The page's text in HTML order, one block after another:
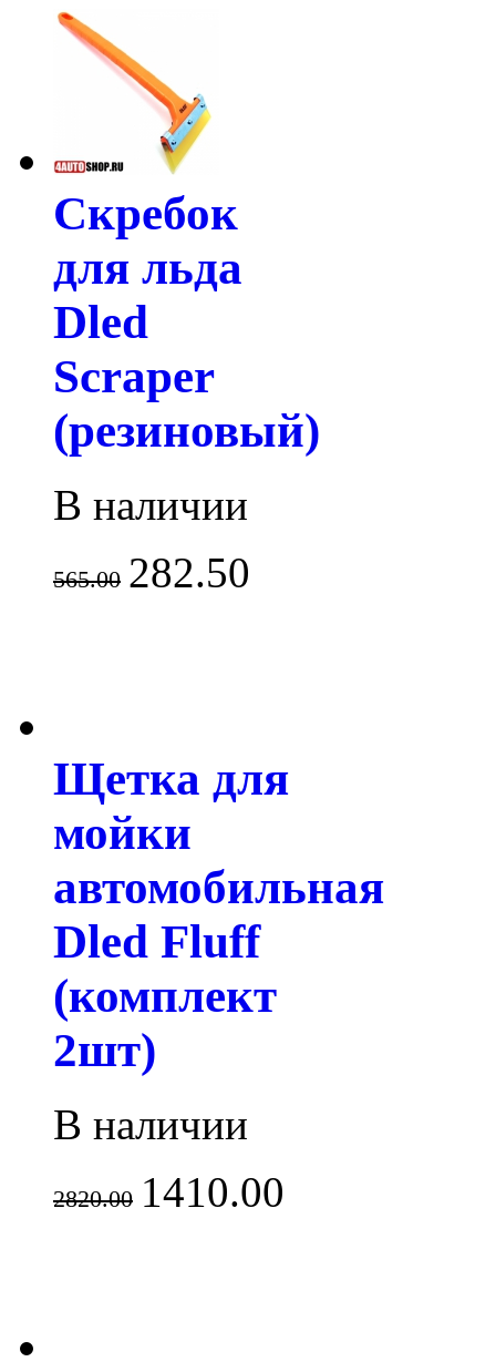
Скребок
для льда
Dled
Scraper
(резиновый)
В наличии
565.00 282.50
Щетка для
мойки
автомобильная
Dled Fluff
(комплект
2шт)
В наличии
2820.00 1410.00